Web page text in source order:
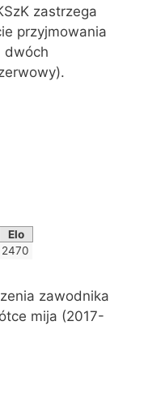
zastrzega
przyjmowania
dwóch
Elo
2470
zawodnika
mija (2017-